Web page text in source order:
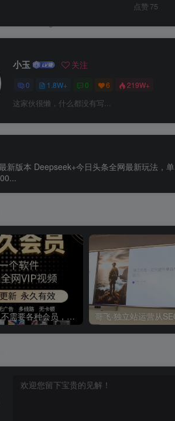
点赞 75
小玉 关注
0 1.8W+ 0 6 219W+
这家伙很懒，什么都没有写...
新版本 Deepseek+今日头条全网最新玩法，单
全网通用，不需要各种会员，再也不缺电影看！！